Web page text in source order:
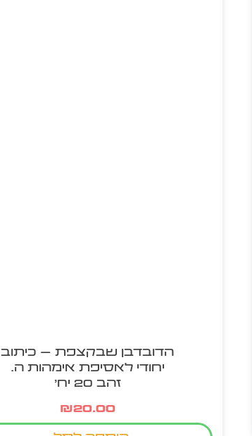
הדובדבן שבקצפת – כיתוב
יחודי לאסיפת אימהות ה.
זהב 20 יח'
₪20.00